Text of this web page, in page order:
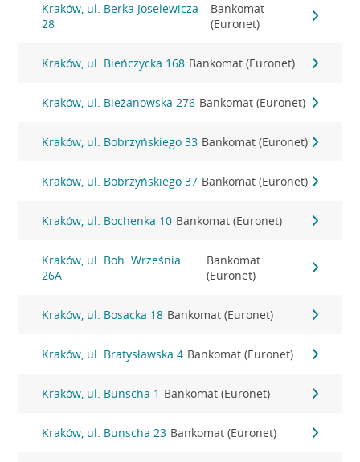
Kraków, ul. Berka Joselewicza
28
Bankomat
(Euronet)
Kraków, ul. Bieńczycka 168 Bankomat (Euronet)
Kraków, ul. Bieżanowska 276 Bankomat (Euronet)
Kraków, ul. Bobrzyńskiego 33 Bankomat (Euronet)
Kraków, ul. Bobrzyńskiego 37 Bankomat (Euronet)
Kraków, ul. Bochenka 10 Bankomat (Euronet)
Kraków, ul. Boh. Września
26A
Bankomat
(Euronet)
Kraków, ul. Bosacka 18 Bankomat (Euronet)
Kraków, ul. Bratysławska 4 Bankomat (Euronet)
Kraków, ul. Bunscha 1 Bankomat (Euronet)
Kraków, ul. Bunscha 23 Bankomat (Euronet)